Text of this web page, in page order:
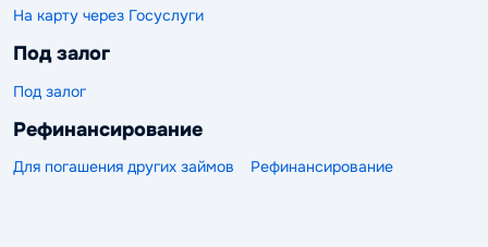
На карту через Госуслуги
Под залог
Под залог
Рефинансирование
Для погашения других займов Рефинансирование